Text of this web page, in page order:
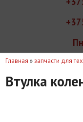
Главная »запчасти для
Втулка